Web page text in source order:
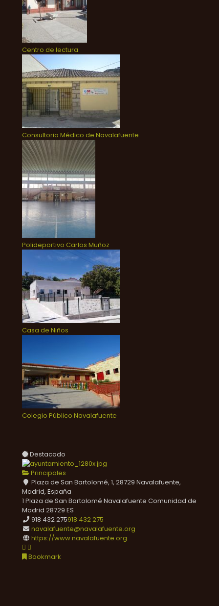
Centro de lectura
Consultorio Médico de Navalafuente
Polideportivo Carlos Muñoz
Casa de Niños
Colegio Público Navalafuente
Destacado
Principales
Plaza de San Bartolomé, 1, 28729 Navalafuente,
Madrid, España
1 Plaza de San Bartolomé Navalafuente Comunidad de
Madrid 28729 ES
918 432 275918 432 275
navalafuente@navalafuente.org
https://www.navalafuente.org
Bookmark